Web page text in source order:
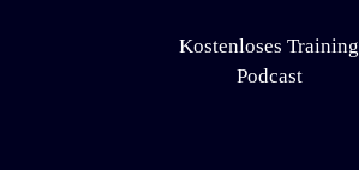
Kostenloses Training
Podcast